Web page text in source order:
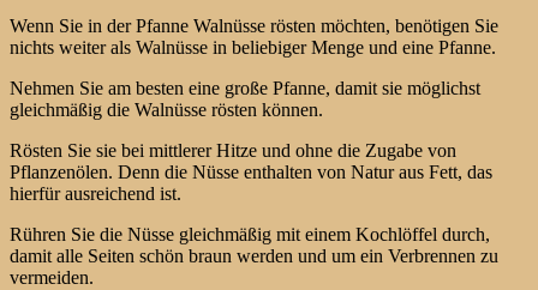
Wenn Sie in der Pfanne Walnüsse rösten möchten, benötigen Sie
nichts weiter als Walnüsse in beliebiger Menge und eine Pfanne.
Nehmen Sie am besten eine große Pfanne, damit sie möglichst
gleichmäßig die Walnüsse rösten können.
Rösten Sie sie bei mittlerer Hitze und ohne die Zugabe von
Pflanzenölen. Denn die Nüsse enthalten von Natur aus Fett, das
hierfür ausreichend ist.
Rühren Sie die Nüsse gleichmäßig mit einem Kochlöffel durch,
damit alle Seiten schön braun werden und um ein Verbrennen zu
vermeiden.